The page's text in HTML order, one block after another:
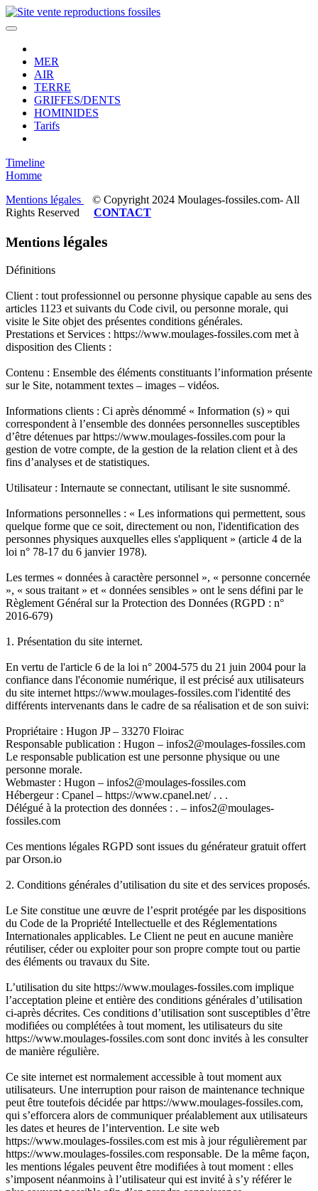
MER
AIR
TERRE
GRIFFES/DENTS
HOMINIDES
Tarifs
Timeline
Homme
Mentions légales
© Copyright 2024 Moulages-fossiles.com- All
Rights Reserved CONTACT
Mentions légales
Définitions
Client : tout professionnel ou personne physique capable au sens des
articles 1123 et suivants du Code civil, ou personne morale, qui
visite le Site objet des présentes conditions générales.
Prestations et Services : https://www.moulages-fossiles.com met à
disposition des Clients :
Contenu : Ensemble des éléments constituants l’information présente
sur le Site, notamment textes – images – vidéos.
Informations clients : Ci après dénommé « Information (s) » qui
correspondent à l’ensemble des données personnelles susceptibles
d’être détenues par https://www.moulages-fossiles.com pour la
gestion de votre compte, de la gestion de la relation client et à des
fins d’analyses et de statistiques.
Utilisateur : Internaute se connectant, utilisant le site susnommé.
Informations personnelles : « Les informations qui permettent, sous
quelque forme que ce soit, directement ou non, l'identification des
personnes physiques auxquelles elles s'appliquent » (article 4 de la
loi n° 78-17 du 6 janvier 1978).
Les termes « données à caractère personnel », « personne concernée
», « sous traitant » et « données sensibles » ont le sens défini par le
Règlement Général sur la Protection des Données (RGPD : n°
2016-679)
1. Présentation du site internet.
En vertu de l'article 6 de la loi n° 2004-575 du 21 juin 2004 pour la
confiance dans l'économie numérique, il est précisé aux utilisateurs
du site internet https://www.moulages-fossiles.com l'identité des
différents intervenants dans le cadre de sa réalisation et de son suivi:
Propriétaire : Hugon JP – 33270 Floirac
Responsable publication : Hugon – infos2@moulages-fossiles.com
Le responsable publication est une personne physique ou une
personne morale.
Webmaster : Hugon – infos2@moulages-fossiles.com
Hébergeur : Cpanel – https://www.cpanel.net/ . . .
Délégué à la protection des données : . – infos2@moulages-
fossiles.com
Ces mentions légales RGPD sont issues du générateur gratuit offert
par Orson.io
2. Conditions générales d’utilisation du site et des services proposés.
Le Site constitue une œuvre de l’esprit protégée par les dispositions
du Code de la Propriété Intellectuelle et des Réglementations
Internationales applicables. Le Client ne peut en aucune manière
réutiliser, céder ou exploiter pour son propre compte tout ou partie
des éléments ou travaux du Site.
L’utilisation du site https://www.moulages-fossiles.com implique
l’acceptation pleine et entière des conditions générales d’utilisation
ci-après décrites. Ces conditions d’utilisation sont susceptibles d’être
modifiées ou complétées à tout moment, les utilisateurs du site
https://www.moulages-fossiles.com sont donc invités à les consulter
de manière régulière.
Ce site internet est normalement accessible à tout moment aux
utilisateurs. Une interruption pour raison de maintenance technique
peut être toutefois décidée par https://www.moulages-fossiles.com,
qui s’efforcera alors de communiquer préalablement aux utilisateurs
les dates et heures de l’intervention. Le site web
https://www.moulages-fossiles.com est mis à jour régulièrement par
https://www.moulages-fossiles.com responsable. De la même façon,
les mentions légales peuvent être modifiées à tout moment : elles
s’imposent néanmoins à l’utilisateur qui est invité à s’y référer le